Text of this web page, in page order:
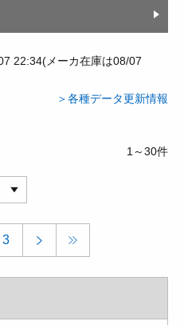
22:34(メーカ在庫は08/07
＞各種データ更新情報
1～30件
3